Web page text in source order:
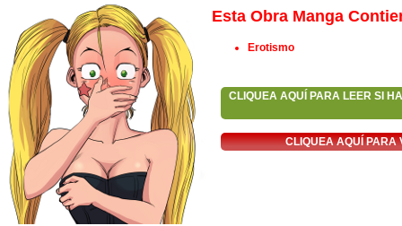
Esta Obra Manga
Erotismo
CLIQUEA AQUÍ PARA LEER SI
CLIQUEA AQUÍ PARA